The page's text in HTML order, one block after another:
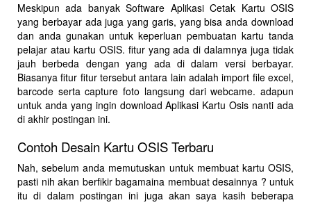
Meskipun ada banyak Software Aplikasi Cetak Kartu OSIS
yang berbayar ada juga yang garis, yang bisa anda download
dan anda gunakan untuk keperluan pembuatan kartu tanda
pelajar atau kartu OSIS. fitur yang ada di dalamnya juga tidak
jauh berbeda dengan yang ada di dalam versi berbayar.
Biasanya fitur fitur tersebut antara lain adalah import file excel,
barcode serta capture foto langsung dari webcame. adapun
untuk anda yang ingin download Aplikasi Kartu Osis nanti ada
di akhir postingan ini.
Contoh Desain Kartu OSIS Terbaru
Nah, sebelum anda memutuskan untuk membuat kartu OSIS,
pasti nih akan berfikir bagamaina membuat desainnya ? untuk
itu di dalam postingan ini juga akan saya kasih beberapa